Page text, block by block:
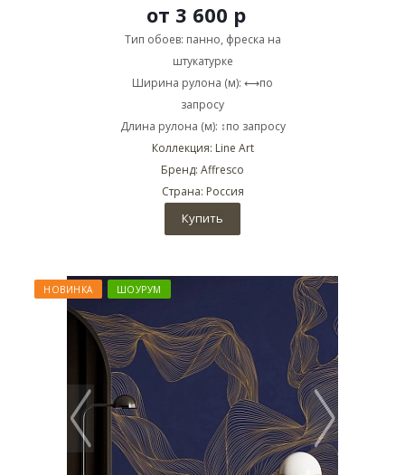
от 3 600 р
Тип обоев: панно, фреска на
штукатурке
Ширина рулона (м): ⟷по
запросу
Длина рулона (м): ↕по запросу
Коллекция: Line Art
Бренд: Affresco
Страна: Россия
Купить
НОВИНКА ШОУРУМ